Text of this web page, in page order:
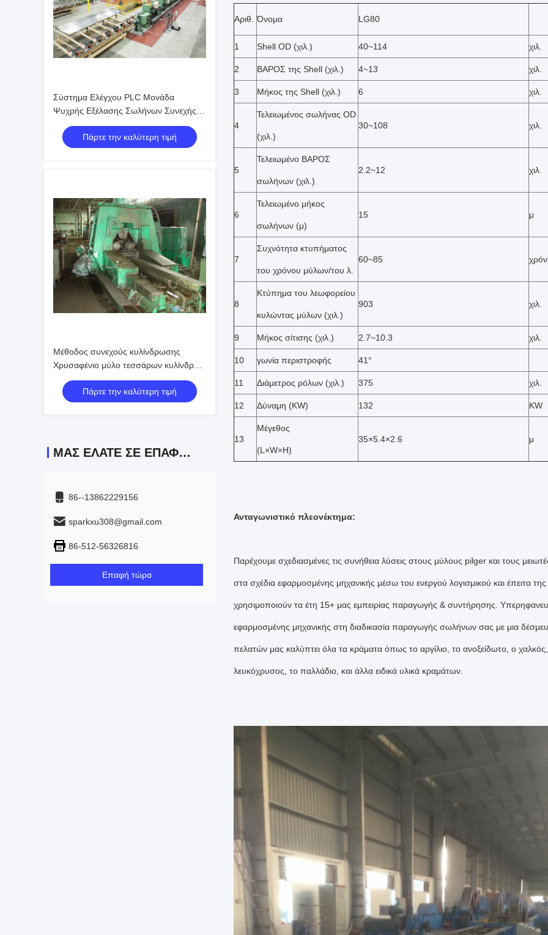
Σύστημα Ελέγχου PLC Μονάδα
Ψυχρής Εξέλασης Σωλήνων Συνεχής
Μέθοδος Κύλισης Παραγωγή Χωρίς
Συγκόλληση Σωλήνων με Διαχείριση
Διαδικασίας
Πάρτε την καλύτερη τιμή
Μέθοδος συνεχούς κυλίνδρωσης
Χρυσαφένιο μύλο τεσσάρων κυλίνδρων
τύπου κυλίνδρωσης Δύναμη
κυλίνδρωσης έως 4500KN Μηχανή
κυλίνδρωσης μεταλλικών σωλήνων
Πάρτε την καλύτερη τιμή
ΜΑΣ ΕΛΆΤΕ ΣΕ ΕΠΑΦΉ ΜΕ
86--13862229156
sparkxu308@gmail.com
86-512-56326816
Επαφή τώρα
Αριθ. Όνομα LG80
1 Shell OD (χιλ.) 40~114 χιλ.
2 ΒΑΡΟΣ της Shell (χιλ.) 4~13 χιλ.
3 Μήκος της Shell (χιλ.) 6 χιλ.
4
Τελειωμένος σωλήνας OD
(χιλ.)
30~108 χιλ.
5
Τελειωμένο ΒΑΡΟΣ
σωλήνων (χιλ.)
2.2~12 χιλ.
6
Τελειωμένο μήκος
σωλήνων (μ)
15 μ
7
Συχνότητα κτυπήματος
του χρόνου μύλων/του λ.
60~85
8
Κτύπημα του λεωφορείου
κυλώντας μύλων (χιλ.)
903 χιλ.
9 Μήκος σίτισης (χιλ.) 2.7~10.3 χιλ.
10 γωνία περιστροφής 41°
11 Διάμετρος ρόλων (χιλ.) 375 χιλ.
12 Δύναμη (KW) 132 KW
13
Μέγεθος
(L×W×H)
35×5.4×2.6 μ
Ανταγωνιστικό πλεονέκτημα:
Παρέχουμε σχεδιασμένες τις συνήθεια λύσεις στους μύλους pilger και τους
στα σχέδια εφαρμοσμένης μηχανικής μέσω του ενεργού λογισμικού και έπειτα
χρησιμοποιούν τα έτη 15+ μας εμπειρίας παραγωγής & συντήρησης.
εφαρμοσμένης μηχανικής στη διαδικασία παραγωγής σωλήνων σας με μια
πελατών μας καλύπτει όλα τα κράματα όπως το αργίλιο, το ανοξείδωτο, ο χαλκός,
λευκόχρυσος, το παλλάδιο, και άλλα ειδικά υλικά κραμάτων.